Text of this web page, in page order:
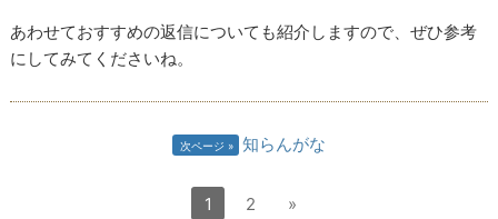
あわせておすすめの返信についても紹介しますので、ぜひ参考
にしてみてくださいね。
次ページ 知らんがな
1 2 »